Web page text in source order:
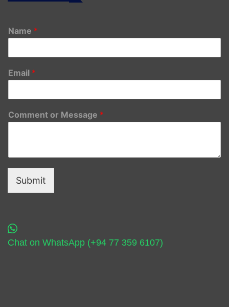
Name *
Email *
Comment or Message *
Submit
Chat on WhatsApp (+94 77 359 6107)